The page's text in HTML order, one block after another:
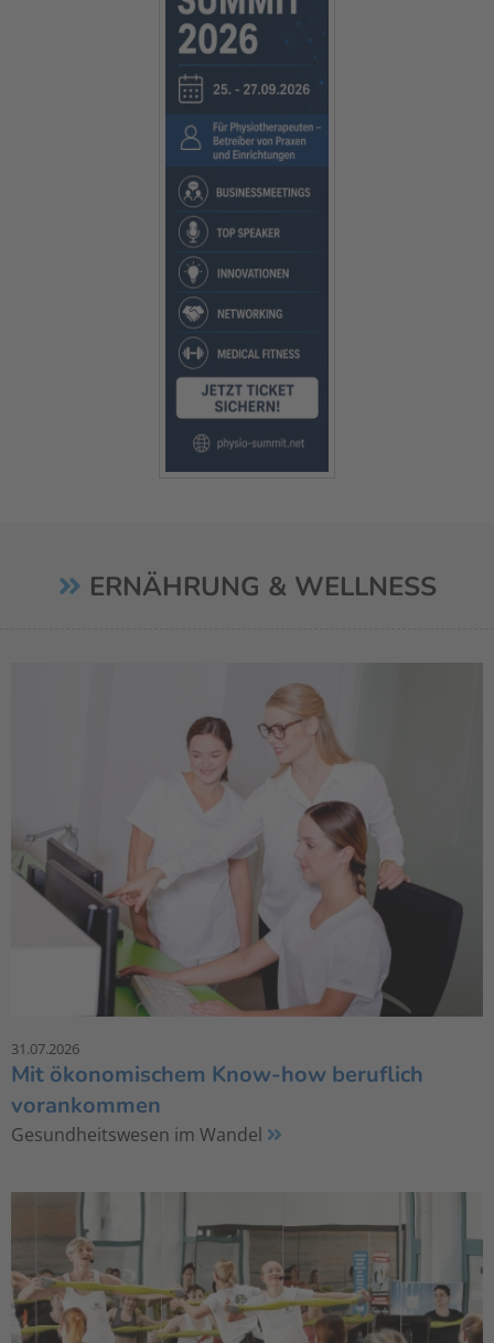
ERNÄHRUNG & WELLNESS
31.07.2026
Mit ökonomischem Know-how beruflich
vorankommen
Gesundheitswesen im Wandel